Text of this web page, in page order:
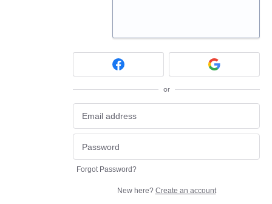
or
Forgot Password?
New here? Create an account